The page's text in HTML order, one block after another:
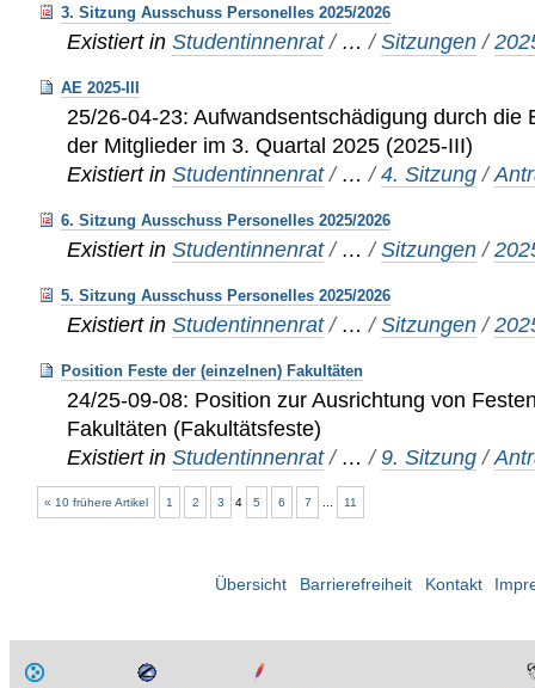
3. Sitzung Ausschuss Personelles 2025/2026
Existiert in Studentinnenrat / …/Sitzungen /
AE 2025-III
25/26-04-23: Aufwandsentschädigung durch die
der Mitglieder im 3. Quartal 2025 (2025-III)
Existiert in Studentinnenrat / …/4. Sitzung /
6. Sitzung Ausschuss Personelles 2025/2026
Existiert in Studentinnenrat / …/Sitzungen /
5. Sitzung Ausschuss Personelles 2025/2026
Existiert in Studentinnenrat / …/Sitzungen /
Position Feste der (einzelnen) Fakultäten
24/25-09-08: Position zur Ausrichtung von
Fakultäten (Fakultätsfeste)
Existiert in Studentinnenrat / …/9. Sitzung /
« 10 frühere Artikel 1 2 3 4 5 6 7 11
Übersicht Barrierefreiheit Kontakt